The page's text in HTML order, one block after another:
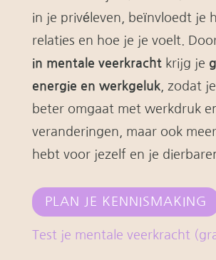
in je privéleven, beïnvloedt je
relaties en hoe je je voelt.
in mentale veerkrachtkrijg je
energie en werkgeluk, zodat
beter omgaat met werkdruk
veranderingen, maar ook
hebt voor jezelf en je
PLAN JE KENNISMAKING
Test je mentale veerkracht